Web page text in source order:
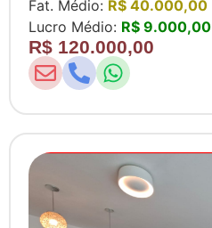
Fat. Médio: R$ 40.000,00
Lucro Médio: R$ 9.000,00
R$ 120.000,00